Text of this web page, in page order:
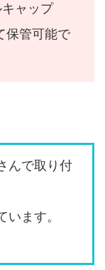
ャップ
保管可能で
んで取り付
ます。